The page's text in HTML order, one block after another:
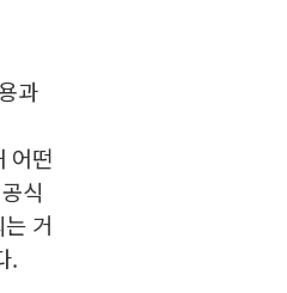
과
어떤
식
거
.